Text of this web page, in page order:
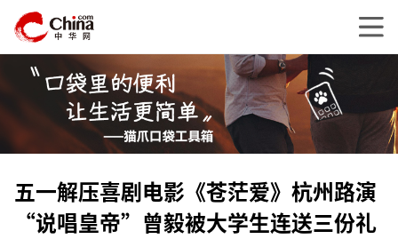
五一解压喜剧电影《苍茫爱》杭州路演
“说唱皇帝”曾毅被大学生连送三份礼